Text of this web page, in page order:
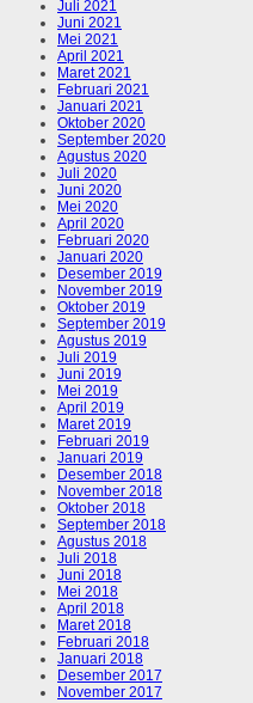
Juli 2021
Juni 2021
Mei 2021
April 2021
Maret 2021
Februari 2021
Januari 2021
Oktober 2020
September 2020
Agustus 2020
Juli 2020
Juni 2020
Mei 2020
April 2020
Februari 2020
Januari 2020
Desember 2019
November 2019
Oktober 2019
September 2019
Agustus 2019
Juli 2019
Juni 2019
Mei 2019
April 2019
Maret 2019
Februari 2019
Januari 2019
Desember 2018
November 2018
Oktober 2018
September 2018
Agustus 2018
Juli 2018
Juni 2018
Mei 2018
April 2018
Maret 2018
Februari 2018
Januari 2018
Desember 2017
November 2017